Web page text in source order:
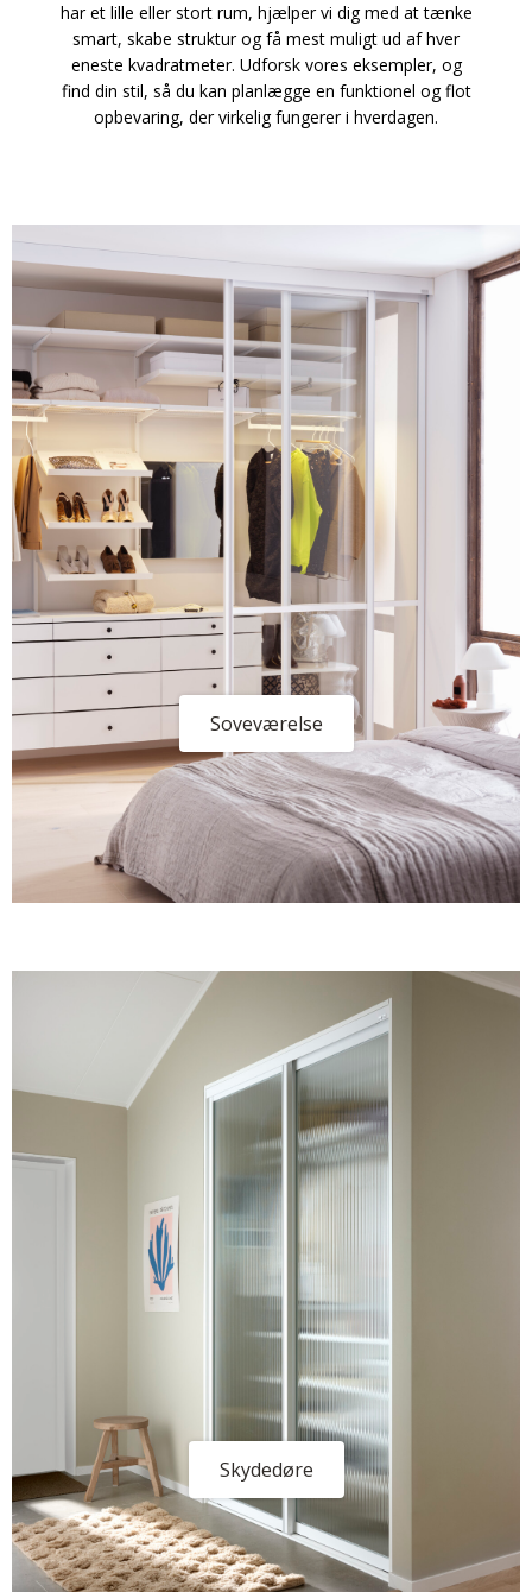
har et lille eller stort rum, hjælper vi dig med at tænke
smart, skabe struktur og få mest muligt ud af hver
eneste kvadratmeter. Udforsk vores eksempler, og
find din stil, så du kan planlægge en funktionel og flot
opbevaring, der virkelig fungerer i hverdagen.
Soveværelse
Skydedøre